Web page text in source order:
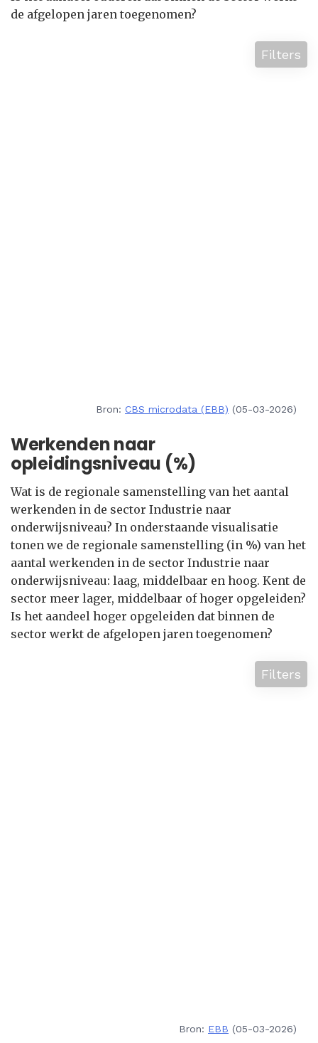
de afgelopen jaren toegenomen?
Filters
Bron: CBS microdata (EBB) (05-03-2026)
Werkenden naar
opleidingsniveau (%)
Wat is de regionale samenstelling van het aantal
werkenden in de sector Industrie naar
onderwijsniveau? In onderstaande visualisatie
tonen we de regionale samenstelling (in %) van het
aantal werkenden in de sector Industrie naar
onderwijsniveau: laag, middelbaar en hoog. Kent de
sector meer lager, middelbaar of hoger opgeleiden?
Is het aandeel hoger opgeleiden dat binnen de
sector werkt de afgelopen jaren toegenomen?
Filters
Bron: EBB (05-03-2026)